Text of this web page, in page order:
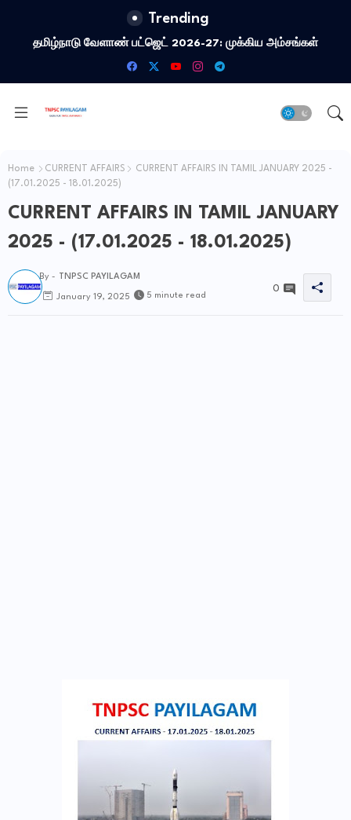
Trending
தமிழ்நாடு பட்ஜெட் 2026 : TNPSC Quick Revision
Home CURRENT AFFAIRS
CURRENT AFFAIRS IN TAMIL JANUARY 2025 -
(17.01.2025 - 18.01.2025)
CURRENT AFFAIRS IN TAMIL JANUARY
2025 - (17.01.2025 - 18.01.2025)
By - TNPSC PAYILAGAM
January 19, 2025 5 minute read
0